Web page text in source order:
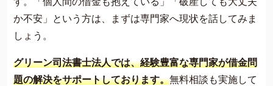
か不安」という方は、まずは専門家へ現状を話してみま
しょう。
グリーン司法書士法人では、経験豊富な専門家が借金問
題の解決をサポートしております。無料相談も実施して